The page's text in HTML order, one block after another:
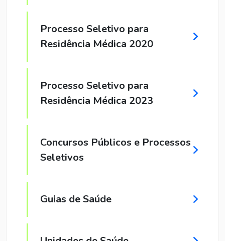
Processo Seletivo para
Residência Médica 2020
Processo Seletivo para
Residência Médica 2023
Concursos Públicos e Processos
Seletivos
Guias de Saúde